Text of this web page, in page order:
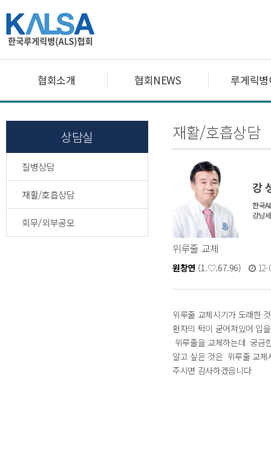
협회소개 협회NEWS 루게릭
상담실
질병상담
재활/호흡상담
회무/외부공모
재활/호흡상담
위루줄 교체
원창연 (1.♡.67.96)
위루줄 교체시기가 도래한
환자의 턱이 굳어져있어 입
위루줄을 교체하는데 궁금
알고 싶은 것은 위루줄 교
주시면 감사하겠읍니다